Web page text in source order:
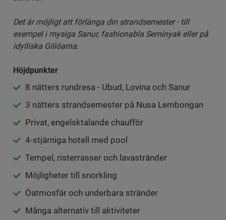
Det är möjligt att förlänga din strandsemester - till
exempel i mysiga Sanur, fashionabla Seminyak eller på
idylliska Giliöarna.
Höjdpunkter
8 nätters rundresa - Ubud, Lovina och Sanur
3 nätters strandsemester på Nusa Lembongan
Privat, engelsktalande chaufför
4-stjärniga hotell med pool
Tempel, risterrasser och lavastränder
Möjligheter till snorkling
Öatmosfär och underbara stränder
Många alternativ till aktiviteter